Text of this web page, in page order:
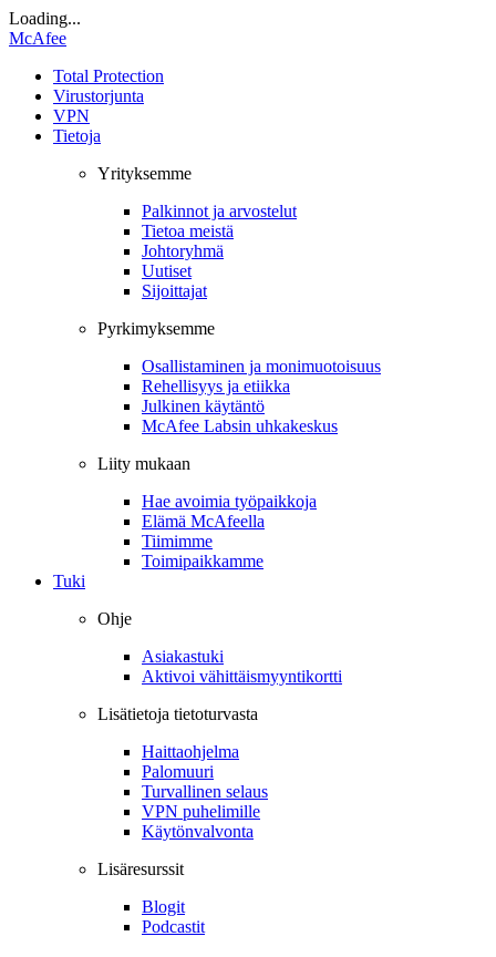
Loading...
McAfee
Total Protection
Virustorjunta
VPN
Tietoja
Yrityksemme
Palkinnot ja arvostelut
Tietoa meistä
Johtoryhmä
Uutiset
Sijoittajat
Pyrkimyksemme
Osallistaminen ja monimuotoisuus
Rehellisyys ja etiikka
Julkinen käytäntö
McAfee Labsin uhkakeskus
Liity mukaan
Hae avoimia työpaikkoja
Elämä McAfeella
Tiimimme
Toimipaikkamme
Tuki
Ohje
Asiakastuki
Aktivoi vähittäismyyntikortti
Lisätietoja tietoturvasta
Haittaohjelma
Palomuuri
Turvallinen selaus
VPN puhelimille
Käytönvalvonta
Lisäresurssit
Blogit
Podcastit